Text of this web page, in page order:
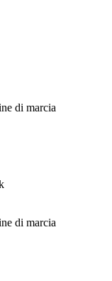
di marcia
di marcia